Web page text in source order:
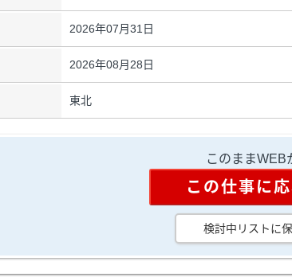
2026年07月31日
2026年08月28日
東北
このままWEB
この仕事に
検討中リストに